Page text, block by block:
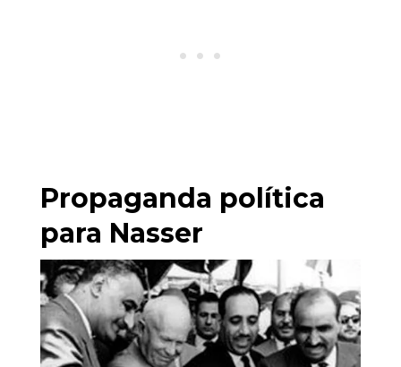
Propaganda política
para Nasser